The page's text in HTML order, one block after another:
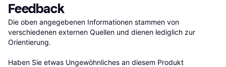
Feedback
Die oben angegebenen Informationen stammen von
verschiedenen externen Quellen und dienen lediglich zur
Orientierung.
Haben Sie etwas Ungewöhnliches an diesem Produkt